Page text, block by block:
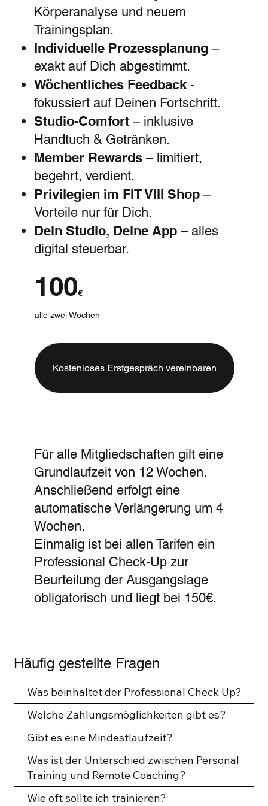
Körperanalyse und neuem
Trainingsplan.
Individuelle Prozessplanung–
exakt auf Dich abgestimmt.
Wöchentliches Feedback-
fokussiert auf Deinen Fortschritt.
Studio-Comfort– inklusive
Handtuch & Getränken.
Member Rewards– limitiert,
begehrt, verdient.
Privilegien im FIT VIII Shop–
Vorteile nur für Dich.
Dein Studio, Deine App– alles
digital steuerbar.
100€
alle zwei Wochen
Kostenloses Erstgespräch vereinbaren
Für alle Mitgliedschaften gilt eine
Grundlaufzeit von 12 Wochen.
Anschließend erfolgt eine
automatische Verlängerung um 4
Wochen.
Einmalig ist bei allen Tarifen ein
Professional Check-Up zur
Beurteilung der Ausgangslage
obligatorisch und liegt bei 150€.
Häufig gestellte Fragen
Was beinhaltet der Professional Check Up?
Welche Zahlungsmöglichkeiten gibt es?
Gibt es eine Mindestlaufzeit?
Was ist der Unterschied zwischen Personal
Training und Remote Coaching?
Wie oft sollte ich trainieren?